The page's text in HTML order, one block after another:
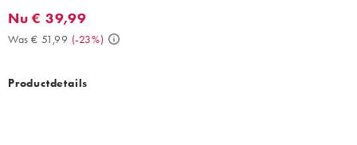
Nu € 39,99. Was € 51,99. (-23%)
Nu € 39,99
Was € 51,99 (-23%)
Productdetails